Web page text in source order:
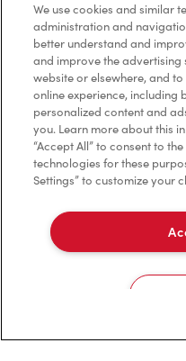
Marques de commerce
Accessibilité
Diagnostic
Contactez-nous
TM & © Tim Hortons, 2023
We use cookies and similar
administration and
better understand and
and improve the advertising
website or elsewhere, and
online experience, including
personalized content and
you. Learn more about this
“Accept All” to consent to
technologies for these
Settings” to customize your